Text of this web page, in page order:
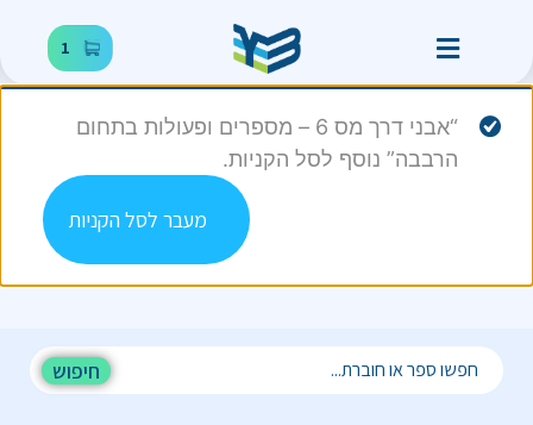
1
“אבני דרך מס 6 – מספרים ופעולות בתחום
הרבבה” נוסף לסל הקניות.
מעבר לסל הקניות
חיפוש